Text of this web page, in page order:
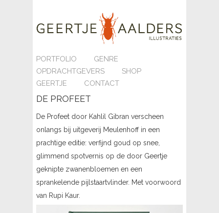
PORTFOLIO
GENRE
OPDRACHTGEVERS
SHOP
GEERTJE
CONTACT
DE PROFEET
De Profeet door Kahlil Gibran verscheen
onlangs bij uitgeverij Meulenhoff in een
prachtige editie: verfijnd goud op snee,
glimmend spotvernis op de door Geertje
geknipte zwanenbloemen en een
sprankelende pijlstaartvlinder. Met voorwoord
van Rupi Kaur.